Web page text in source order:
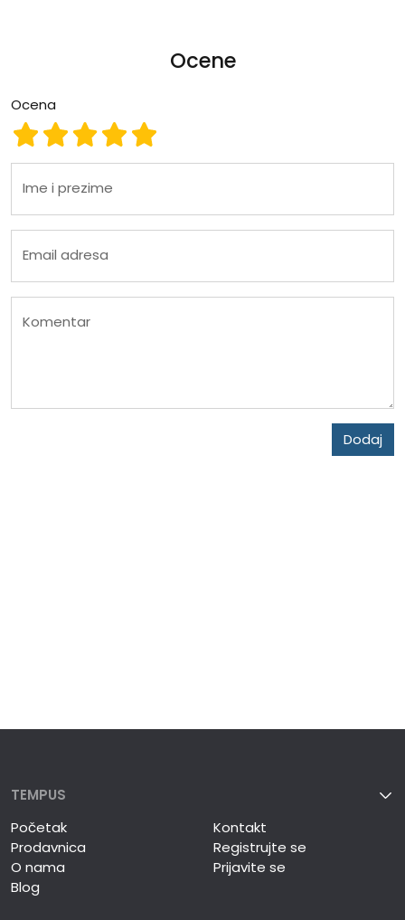
Ocene
Ocena
Ocena 5
Ocena 4
Ocena 3
Ocena 2
Ocena 1
Ime i prezime
Email adresa
Komentar
Dodaj
TEMPUS
Početak
Prodavnica
O nama
Blog
Kontakt
Registrujte se
Prijavite se